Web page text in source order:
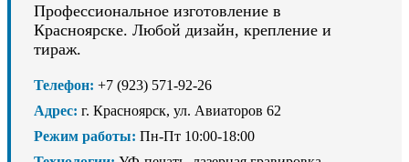
Профессиональное изготовление в
Красноярске. Любой дизайн, крепление и
тираж.
Телефон: +7 (923) 571-92-26
Адрес: г. Красноярск, ул. Авиаторов 62
Режим работы: Пн-Пт 10:00-18:00